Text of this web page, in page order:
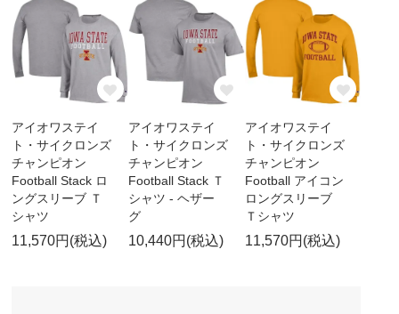
アイオワステイ
ト・サイクロンズ
チャンピオン
Football Stack ロ
ングスリーブ Ｔ
シャツ
11,570円(税込)
アイオワステイ
ト・サイクロンズ
チャンピオン
Football Stack Ｔ
シャツ - ヘザー
グ
10,440円(税込)
アイオワステイ
ト・サイクロンズ
チャンピオン
Football アイコン
ロングスリーブ
Ｔシャツ
11,570円(税込)